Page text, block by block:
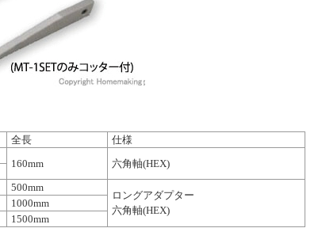
全長
仕様
160mm 六角軸(HEX)
500mm
ロングアダプター
六角軸(HEX)
1000mm
1500mm